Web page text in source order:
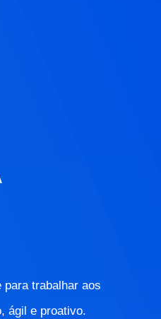
para trabalhar aos
ágil e proativo.